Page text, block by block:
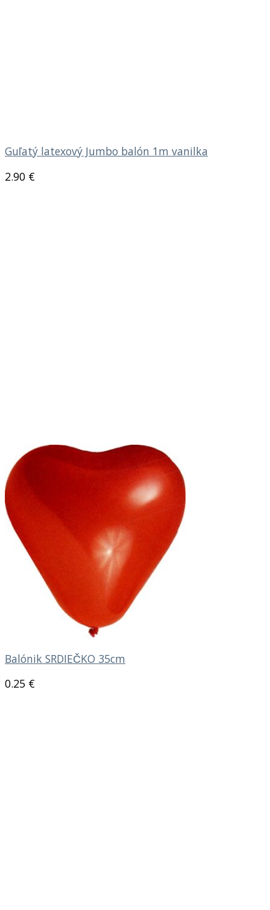
Guľatý latexový Jumbo balón 1m vanilka
2.90 €
Balónik SRDIEČKO 35cm
0.25 €